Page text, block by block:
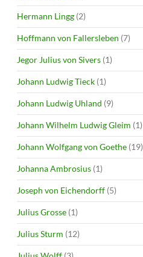
Hermann Lingg (2)
Hoffmann von Fallersleben (7)
Jegor Julius von Sivers (1)
Johann Ludwig Tieck (1)
Johann Ludwig Uhland (9)
Johann Wilhelm Ludwig Gleim (1)
Johann Wolfgang von Goethe (19)
Johanna Ambrosius (1)
Joseph von Eichendorff (5)
Julius Grosse (1)
Julius Sturm (12)